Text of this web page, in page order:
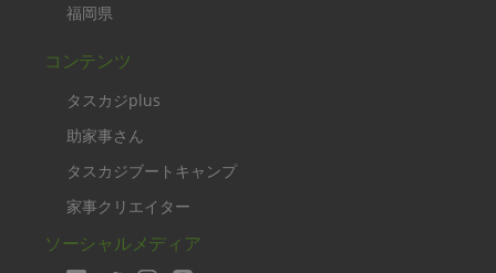
福岡県
コンテンツ
タスカジplus
助家事さん
タスカジブートキャンプ
家事クリエイター
ソーシャルメディア